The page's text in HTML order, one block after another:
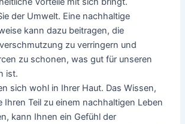
der Umwelt. Eine nachhaltige
kann dazu beitragen, die
zu verringern und
zu schonen, was gut für unseren
ist.
sich wohl in Ihrer Haut. Das Wissen,
Ihren Teil zu einem nachhaltigen Leben
kann Ihnen ein Gefühl der